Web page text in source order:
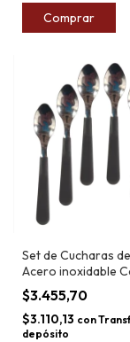
Comprar
Set de Cucharas
Acero inoxidable
Home x6
$3.455,70
$3.110,13 con
depósito